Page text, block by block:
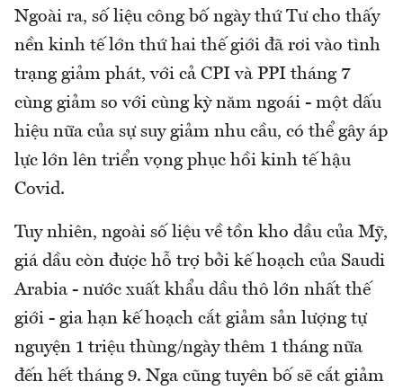
Ngoài ra, số liệu công bố ngày thứ Tư cho thấy
nền kinh tế lớn thứ hai thế giới đã rơi vào tình
trạng giảm phát, với cả CPI và PPI tháng 7
cùng giảm so với cùng kỳ năm ngoái - một dấu
hiệu nữa của sự suy giảm nhu cầu, có thể gây áp
lực lớn lên triển vọng phục hồi kinh tế hậu
Covid.
Tuy nhiên, ngoài số liệu về tồn kho dầu của Mỹ,
giá dầu còn được hỗ trợ bởi kế hoạch của Saudi
Arabia - nước xuất khẩu dầu thô lớn nhất thế
giới - gia hạn kế hoạch cắt giảm sản lượng tự
nguyện 1 triệu thùng/ngày thêm 1 tháng nữa
đến hết tháng 9. Nga cũng tuyên bố sẽ cắt giảm